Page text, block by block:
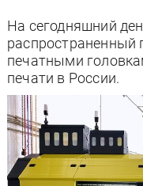
На сегодняшний
распространенный
печатными
печати в России.